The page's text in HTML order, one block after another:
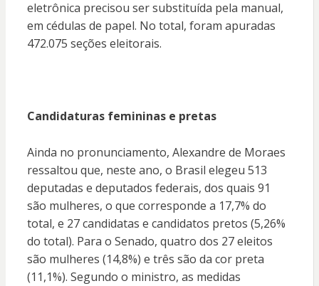
eletrônica precisou ser substituída pela manual,
em cédulas de papel. No total, foram apuradas
472.075 seções eleitorais.
Candidaturas femininas e pretas
Ainda no pronunciamento, Alexandre de Moraes
ressaltou que, neste ano, o Brasil elegeu 513
deputadas e deputados federais, dos quais 91
são mulheres, o que corresponde a 17,7% do
total, e 27 candidatas e candidatos pretos (5,26%
do total). Para o Senado, quatro dos 27 eleitos
são mulheres (14,8%) e três são da cor preta
(11,1%). Segundo o ministro, as medidas